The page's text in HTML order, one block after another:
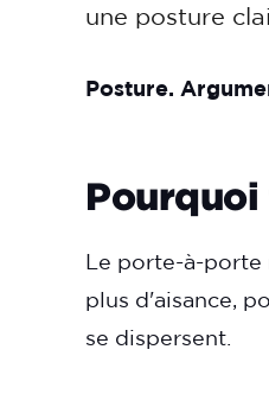
une posture
Posture.
Le porte-à-porte
plus d'aisance,
se dispersent.